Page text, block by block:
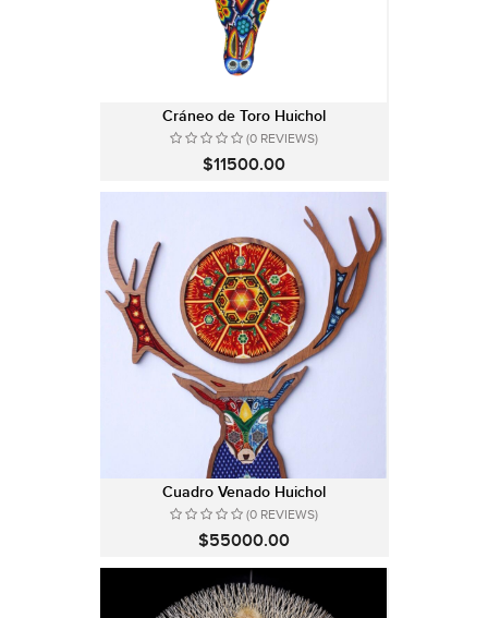
Cráneo de Toro Huichol
(0 REVIEWS)
$11500.00
Cuadro Venado Huichol
(0 REVIEWS)
$55000.00